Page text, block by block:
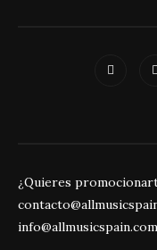
¿Quieres
info@allmusicspain.com